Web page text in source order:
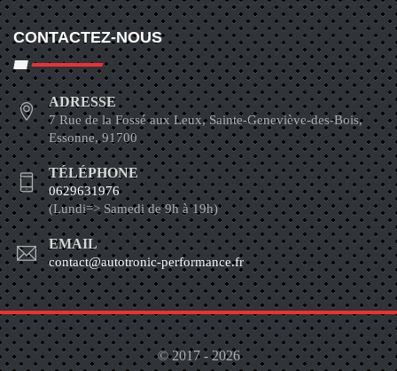
CONTACTEZ-NOUS
ADRESSE
7 Rue de la Fossé aux Leux, Sainte-Geneviève-des-Bois,
Essonne, 91700
TÉLÉPHONE
0629631976
(Lundi=> Samedi de 9h à 19h)
EMAIL
contact@autotronic-performance.fr
© 2017 - 2026